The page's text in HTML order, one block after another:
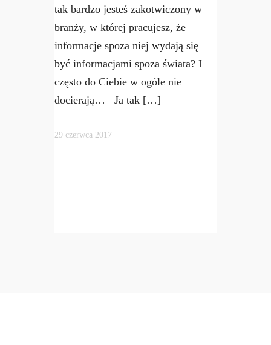
tak bardzo jesteś zakotwiczony w
branży, w której pracujesz, że
informacje spoza niej wydają się
być informacjami spoza świata? I
często do Ciebie w ogóle nie
docierają… Ja tak […]
29 czerwca 2017